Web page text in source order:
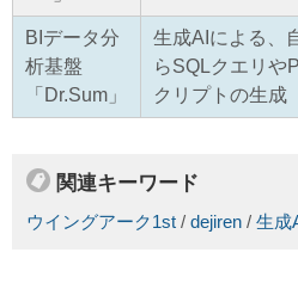
BIデータ分
析基盤
「Dr.Sum」
生成AIによる、
らSQLクエリや
クリプトの生成
関連キーワード
ウイングアーク1st / dejiren / 生成